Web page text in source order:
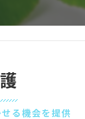
る機会を提供